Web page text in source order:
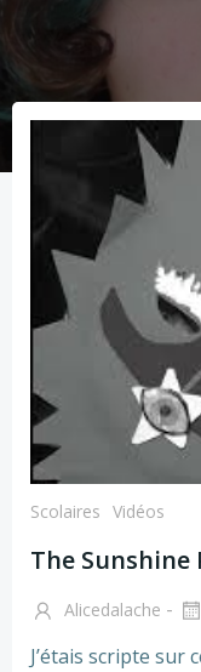
Scolaires Vidéos
The Sunshine
Alicedalache -
J’étais scripte sur